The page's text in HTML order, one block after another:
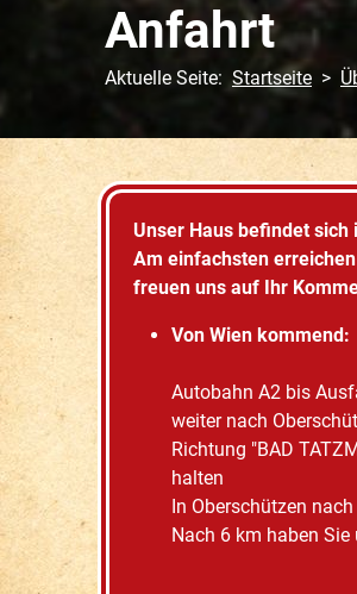
Anfahrt
Aktuelle Seite: Startseite
Unser Haus befindet
Am einfachsten
freuen uns auf Ihr
Von Wien kommend:
Autobahn A2 bis
weiter nach
Richtung "BAD
halten
In Oberschützen
Nach 6 km haben Sie